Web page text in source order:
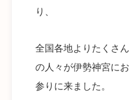
り、
全国各地よりたくさん
の人々が伊勢神宮にお
参りに来ました。